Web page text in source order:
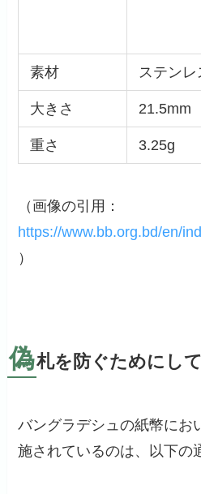
素材 ステンレ
大きさ 21.5mm
重さ 3.25g
（画像の引用：
https://www.bb.org.bd/en/
）
偽札を防ぐためにし
バングラデシュの紙幣にお
施されているのは、以下の